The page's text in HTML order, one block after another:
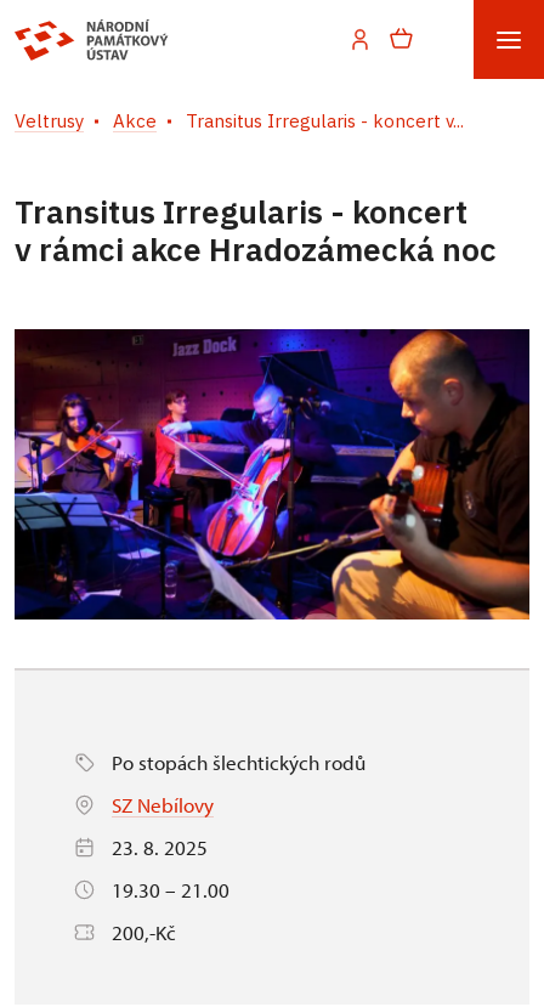
Veltrusy Akce Transitus Irregularis - koncert v...
Transitus Irregularis - koncert
v rámci akce Hradozámecká noc
Po stopách šlechtických rodů
SZ Nebílovy
23. 8. 2025
19.30 – 21.00
200,-Kč